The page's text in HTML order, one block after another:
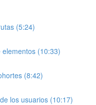
(5:24)
(10:33)
(8:42)
los usuarios (10:17)